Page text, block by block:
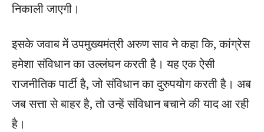
निकाली जाएगी।
इसके जवाब में उपमुख्यमंत्री अरुण साव ने कहा कि, कांग्रेस
हमेशा संविधान का उल्लंघन करती है। यह एक ऐसी
राजनीतिक पार्टी है, जो संविधान का दुरुपयोग करती है। अब
जब सत्ता से बाहर है, तो उन्हें संविधान बचाने की याद आ रही
है।